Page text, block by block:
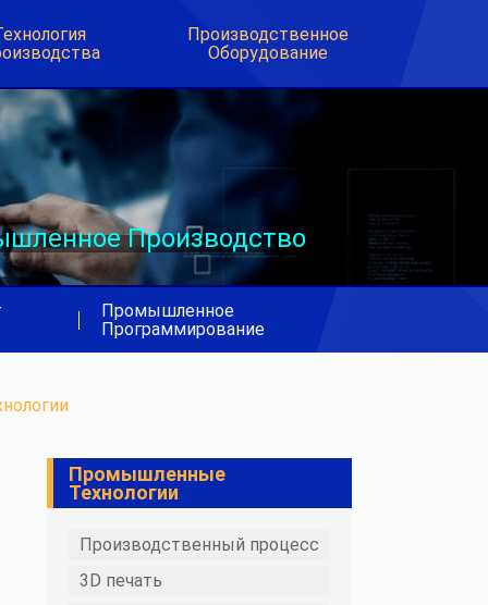
Производственное
Оборудование
Производство
Промышленное
Программирование
Промышленные
Технологии
Производственный процесс
3D печать